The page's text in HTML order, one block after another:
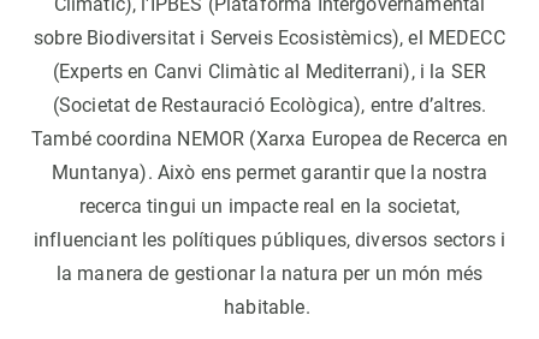
Climàtic), l'IPBES (Plataforma Intergovernamental
sobre Biodiversitat i Serveis Ecosistèmics), el MEDECC
(Experts en Canvi Climàtic al Mediterrani), i la SER
(Societat de Restauració Ecològica), entre d’altres.
També coordina NEMOR (Xarxa Europea de Recerca en
Muntanya). Això ens permet garantir que la nostra
recerca tingui un impacte real en la societat,
influenciant les polítiques públiques, diversos sectors i
la manera de gestionar la natura per un món més
habitable.